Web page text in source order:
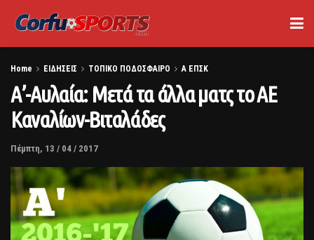
Home ΕΙΔΗΣΕΙΣ ΤΟΠΙΚΟ ΠΟΔΟΣΦΑΙΡΟ Α ΕΠΣΚ
Α’-Αυλαία: Μετά τα άλλα ματς το ΑΕ
Καναλίων-Βιταλάδες
Πέμπτη, 13 / 04 / 2017